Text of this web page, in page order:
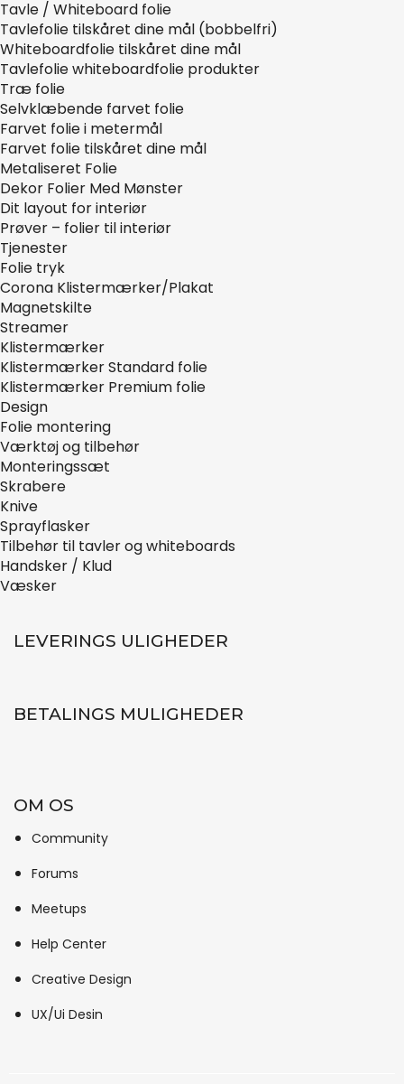
Tavle / Whiteboard folie
Tavlefolie tilskåret dine mål (bobbelfri)
Whiteboardfolie tilskåret dine mål
Tavlefolie whiteboardfolie produkter
Træ folie
Selvklæbende farvet folie
Farvet folie i metermål
Farvet folie tilskåret dine mål
Metaliseret Folie
Dekor Folier Med Mønster
Dit layout for interiør
Prøver – folier til interiør
Tjenester
Folie tryk
Corona Klistermærker/Plakat
Magnetskilte
Streamer
Klistermærker
Klistermærker Standard folie
Klistermærker Premium folie
Design
Folie montering
Værktøj og tilbehør
Monteringssæt
Skrabere
Knive
Sprayflasker
Tilbehør til tavler og whiteboards
Handsker / Klud
Væsker
LEVERINGS ULIGHEDER
BETALINGS MULIGHEDER
OM OS
Community
Forums
Meetups
Help Center
Creative Design
UX/Ui Desin